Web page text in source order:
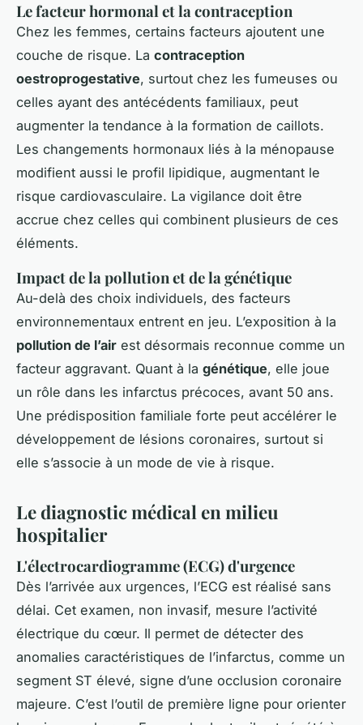
Le facteur hormonal et la contraception
Chez les femmes, certains facteurs ajoutent une
couche de risque. La contraception
oestroprogestative, surtout chez les fumeuses ou
celles ayant des antécédents familiaux, peut
augmenter la tendance à la formation de caillots.
Les changements hormonaux liés à la ménopause
modifient aussi le profil lipidique, augmentant le
risque cardiovasculaire. La vigilance doit être
accrue chez celles qui combinent plusieurs de ces
éléments.
Impact de la pollution et de la génétique
Au-delà des choix individuels, des facteurs
environnementaux entrent en jeu. L’exposition à la
pollution de l’air est désormais reconnue comme un
facteur aggravant. Quant à la génétique, elle joue
un rôle dans les infarctus précoces, avant 50 ans.
Une prédisposition familiale forte peut accélérer le
développement de lésions coronaires, surtout si
elle s’associe à un mode de vie à risque.
Le diagnostic médical en milieu
hospitalier
L'électrocardiogramme (ECG) d'urgence
Dès l’arrivée aux urgences, l’ECG est réalisé sans
délai. Cet examen, non invasif, mesure l’activité
électrique du cœur. Il permet de détecter des
anomalies caractéristiques de l’infarctus, comme un
segment ST élevé, signe d’une occlusion coronaire
majeure. C’est l’outil de première ligne pour orienter